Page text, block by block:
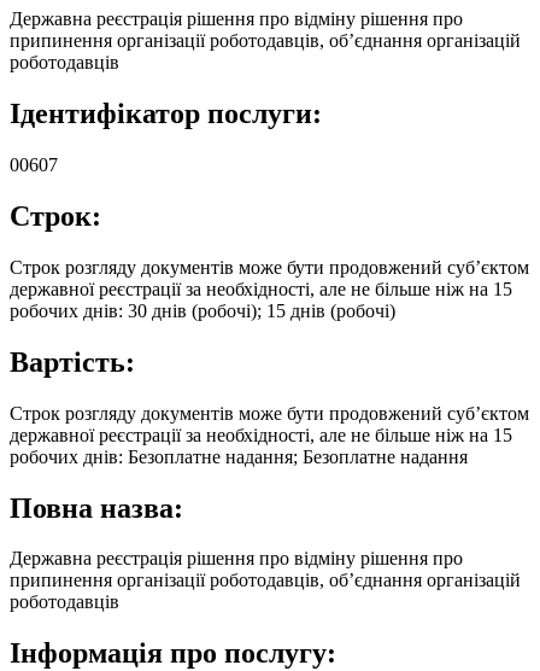
Державна реєстрація рішення про відміну рішення про
припинення організації роботодавців, об’єднання організацій
роботодавців
Ідентифікатор послуги:
00607
Строк:
Строк розгляду документів може бути продовжений суб’єктом
державної реєстрації за необхідності, але не більше ніж на 15
робочих днів: 30 днів (робочі); 15 днів (робочі)
Вартість:
Строк розгляду документів може бути продовжений суб’єктом
державної реєстрації за необхідності, але не більше ніж на 15
робочих днів: Безоплатне надання; Безоплатне надання
Повна назва:
Державна реєстрація рішення про відміну рішення про
припинення організації роботодавців, об’єднання організацій
роботодавців
Інформація про послугу: